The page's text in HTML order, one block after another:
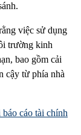
việc sử dụng
trường kinh
bao gồm cải
cậy từ phía nhà
cáo tài chính